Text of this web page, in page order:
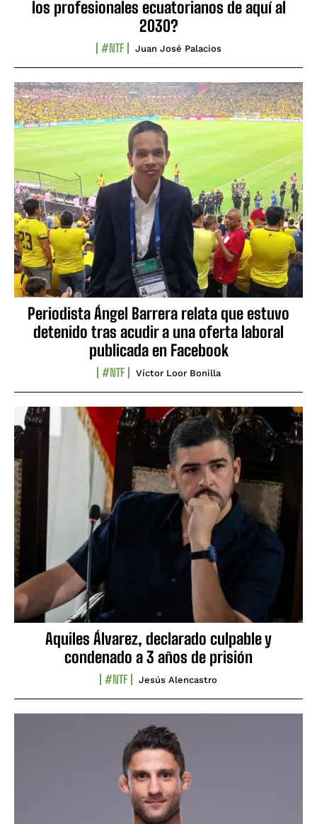
los profesionales ecuatorianos de aquí al
2030?
#NTF Juan José Palacios
Periodista Ángel Barrera relata que estuvo
detenido tras acudir a una oferta laboral
publicada en Facebook
#NTF Víctor Loor Bonilla
Aquiles Álvarez, declarado culpable y
condenado a 3 años de prisión
#NTF Jesús Alencastro